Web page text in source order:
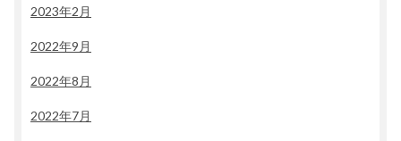
2023年2月
2022年9月
2022年8月
2022年7月